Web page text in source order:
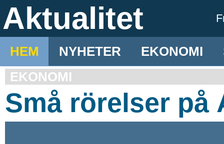
Aktualitet
HEM NYHETER EKONOMI
EKONOMI
Små rörelser på